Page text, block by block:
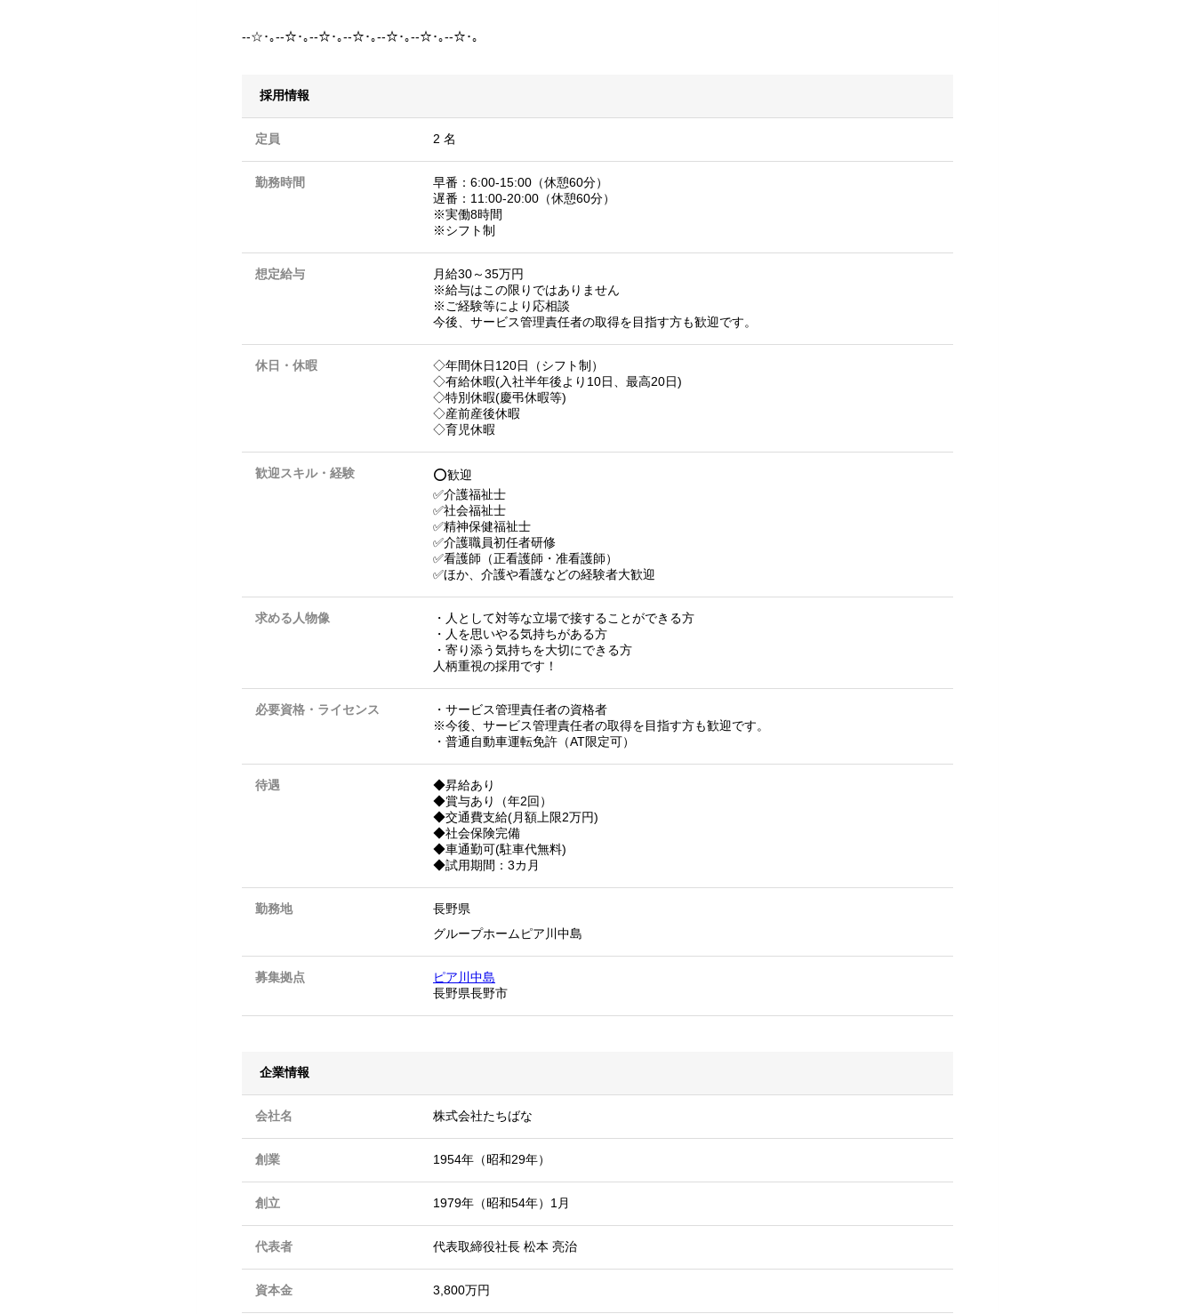
--☆･｡--☆･｡--☆･｡--☆･｡--☆･｡--☆･｡--☆･｡
採用情報
定員 2 名
勤務時間
早番：6:00-15:00（休憩60分）
遅番：11:00-20:00（休憩60分）
※実働8時間
※シフト制
想定給与
月給30～35万円
※給与はこの限りではありません
※ご経験等により応相談
今後、サービス管理責任者の取得を目指す方も歓迎です。
休日・休暇
◇年間休日120日（シフト制）
◇有給休暇(入社半年後より10日、最高20日)
◇特別休暇(慶弔休暇等)
◇産前産後休暇
◇育児休暇
歓迎スキル・経験
⭕歓迎
✅介護福祉士
✅社会福祉士
✅精神保健福祉士
✅介護職員初任者研修
✅看護師（正看護師・准看護師）
✅ほか、介護や看護などの経験者大歓迎
求める人物像
・人として対等な立場で接することができる方
・人を思いやる気持ちがある方
・寄り添う気持ちを大切にできる方
人柄重視の採用です！
必要資格・ライセンス
・サービス管理責任者の資格者
※今後、サービス管理責任者の取得を目指す方も歓迎です。
・普通自動車運転免許（AT限定可）
待遇
◆昇給あり
◆賞与あり（年2回）
◆交通費支給(月額上限2万円)
◆社会保険完備
◆車通勤可(駐車代無料)
◆試用期間：3カ月
勤務地
長野県
グループホームピア川中島
募集拠点
ピア川中島
長野県長野市
企業情報
会社名 株式会社たちばな
創業 1954年（昭和29年）
創立 1979年（昭和54年）1月
代表者 代表取締役社長 松本 亮治
資本金 3,800万円